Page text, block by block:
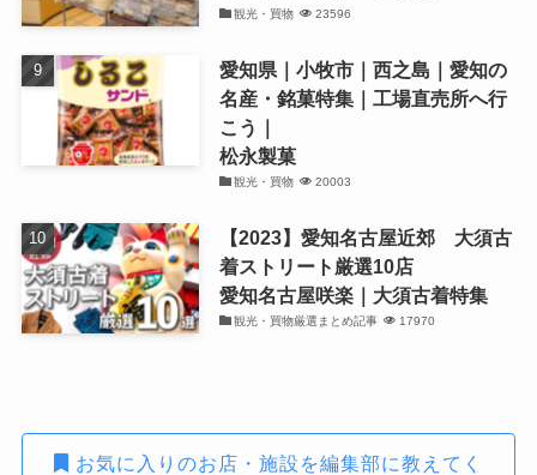
観光・買物 23596
愛知県｜小牧市｜西之島｜愛知の
名産・銘菓特集｜工場直売所へ行
こう｜
松永製菓
観光・買物 20003
【2023】愛知名古屋近郊 大須古
着ストリート厳選10店
愛知名古屋咲楽｜大須古着特集
観光・買物厳選まとめ記事 17970
お気に入りのお店・施設を編集部に教えてく